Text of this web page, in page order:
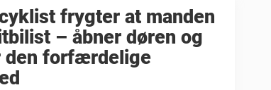
frygter at manden
– åbner døren og
den forfærdelige